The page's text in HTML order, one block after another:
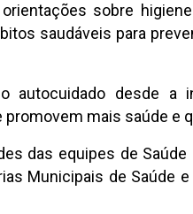
sobre
saudáveis para
desde a
mais saúde e
das equipes de
Municipais de Saúde